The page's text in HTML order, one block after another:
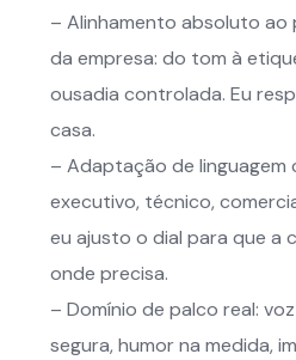
– Alinhamento absoluto
da empresa: do tom à
ousadia controlada. Eu
casa.
– Adaptação de linguagem
executivo, técnico,
eu ajusto o dial para que a
onde precisa.
– Domínio de palco real:
segura, humor na medida,